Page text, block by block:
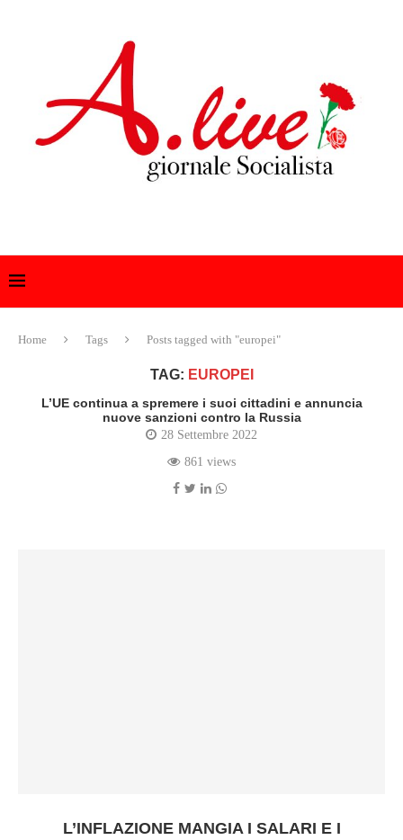
Home Tags Posts tagged with "europei"
TAG: EUROPEI
L’UE continua a spremere i suoi cittadini e annuncia
nuove sanzioni contro la Russia
28 Settembre 2022
861 views
L’INFLAZIONE MANGIA I SALARI E I